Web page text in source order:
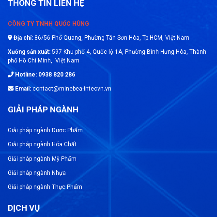
sản phẩm của Minebea-intec hàng đầu tại
Việt Nam
Tối ưu hóa hiệu suất vận chuyển
Sử dụng cân giúp tối ưu hóa hiệu suất vận
chuyển bằng cách xác định trọng lượng chính xác
của hàng hóa. Việc đo lường chính xác trọng lượng
giúp người vận chuyển tính toán và tối ưu hóa
công suất và tiết kiệm nhiên liệu. Đồng thời đảm
bảo an toàn và hiệu quả trong việc phân bổ tải
trọng trên các trục của xe tải.
THÔNG TIN LIÊN HỆ
CÔNG TY TNHH QUỐC HÙNG
Địa chỉ: 86/56 Phổ Quang, Phường Tân Sơn Hòa, Tp.HCM, Việt Nam
Xưởng sản xuất:597 Khu phố 4, Quốc lộ 1A, Phường Bình Hưng Hòa, Thành
phố Hồ Chí Minh, Việt Nam
Hotline: 0938 820 286
Email:contact@minebea-intecvn.vn
GIẢI PHÁP NGÀNH
Giải pháp ngành Dược Phẩm
Giải pháp ngành Hóa Chất
Giải pháp ngành Mỹ Phẩm
Giải pháp ngành Nhựa
Giải pháp ngành Thực Phẩm
DỊCH VỤ